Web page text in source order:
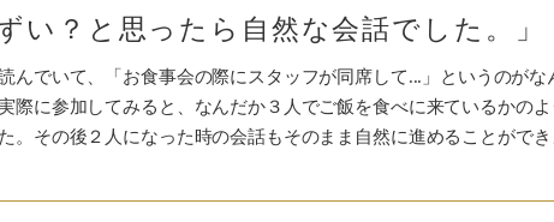
い？と思ったら自然な会話でした。」
んでいて、「お食事会の際にスタッフが同席して...」というのがな
際に参加してみると、なんだか３人でご飯を食べに来ているかのよ
。その後２人になった時の会話もそのまま自然に進めることがで